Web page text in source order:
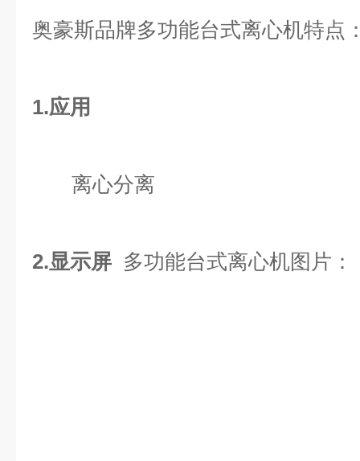
奥豪斯品牌多功能台式离心机特点
1.应用
离心分离
2.显示屏 多功能台式离心机图片：